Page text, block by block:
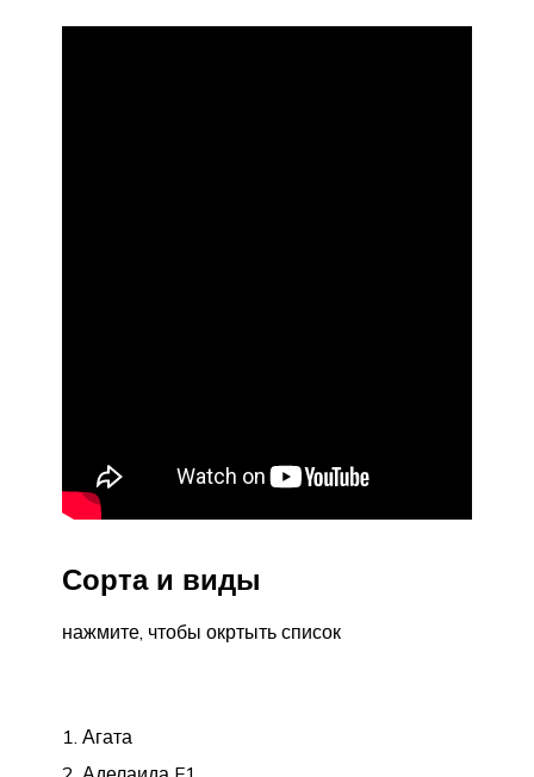
Сорта и виды
нажмите, чтобы окртыть список
Агата